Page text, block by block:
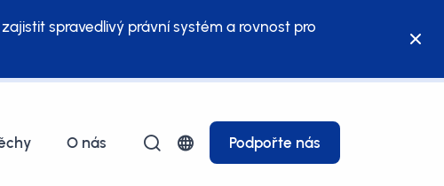
spravedlivý právní systém a rovnost pro
O nás Podpořte nás